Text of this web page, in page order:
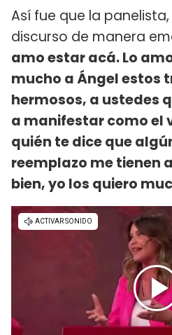
Así fue que la
discurso de manera
amo estar acá. Lo
mucho a Ángel estos
hermosos, a ustedes
a manifestar como el
quién te dice que
reemplazo me tienen
bien, yo los quiero